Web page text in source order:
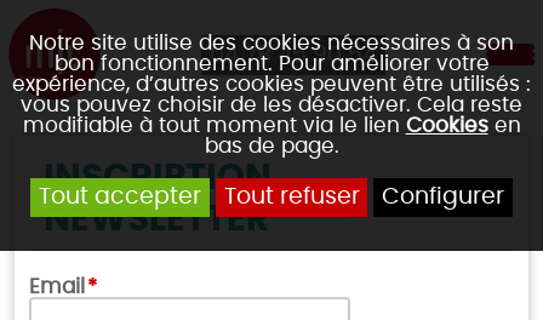
Notre site utilise des cookies nécessaires à son
bon fonctionnement. Pour améliorer votre
expérience, d’autres cookies peuvent être utilisés :
vous pouvez choisir de les désactiver. Cela reste
modifiable à tout moment via le lien Cookiesen
bas de page.
Tout accepter Tout refuser Configurer
04 78 45 90 54
INSCRIPTION
NEWSLETTER
Email *